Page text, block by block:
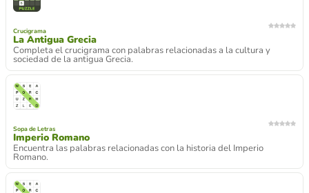
Crucigrama
La Antigua Grecia
Completa el crucigrama con palabras relacionadas a la cultura y
sociedad de la antigua Grecia.
Sopa de Letras
Imperio Romano
Encuentra las palabras relacionadas con la historia del Imperio
Romano.